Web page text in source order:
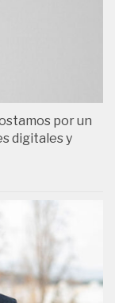
por un
digitales y